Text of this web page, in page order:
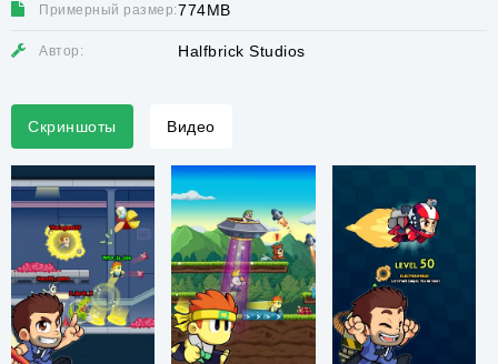
Примерный размер:774MB
Автор: Halfbrick Studios
Скриншоты Видео